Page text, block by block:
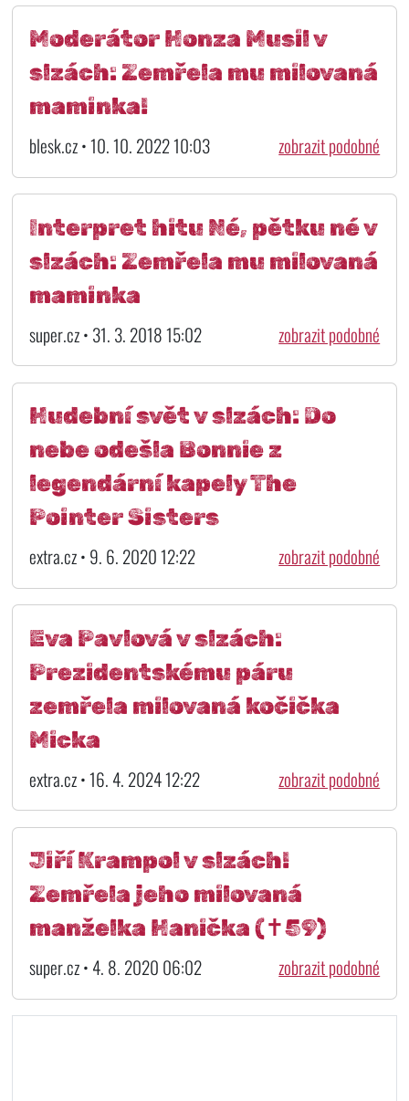
Moderátor Honza Musil v
slzách: Zemřela mu milovaná
maminka!
blesk.cz • 10. 10. 2022 10:03 zobrazit podobné
Interpret hitu Né, pětku né v
slzách: Zemřela mu milovaná
maminka
super.cz • 31. 3. 2018 15:02 zobrazit podobné
Hudební svět v slzách: Do
nebe odešla Bonnie z
legendární kapely The
Pointer Sisters
extra.cz • 9. 6. 2020 12:22 zobrazit podobné
Eva Pavlová v slzách:
Prezidentskému páru
zemřela milovaná kočička
Micka
extra.cz • 16. 4. 2024 12:22 zobrazit podobné
Jiří Krampol v slzách!
Zemřela jeho milovaná
manželka Hanička (✝59)
super.cz • 4. 8. 2020 06:02 zobrazit podobné